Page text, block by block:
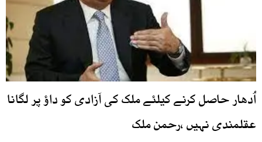
اُدھار حاصل کرنے کیلئے ملک کی آزادی کو داؤ پر لگانا
عقلمندی نہیں ،رحمن ملک